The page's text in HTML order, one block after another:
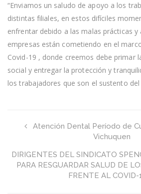
“Enviamos un saludo de apoyo a los
distintas filiales, en estos difíciles
enfrentar debido a las malas prácticas y
empresas están cometiendo en el
Covid-19 , donde creemos debe primar
social y entregar la protección y
los trabajadores que son el sustento
Atención Dental Período de
Vichuquen
DIRIGENTES DEL SINDICATO
PARA RESGUARDAR SALUD DE
FRENTE AL COVID-